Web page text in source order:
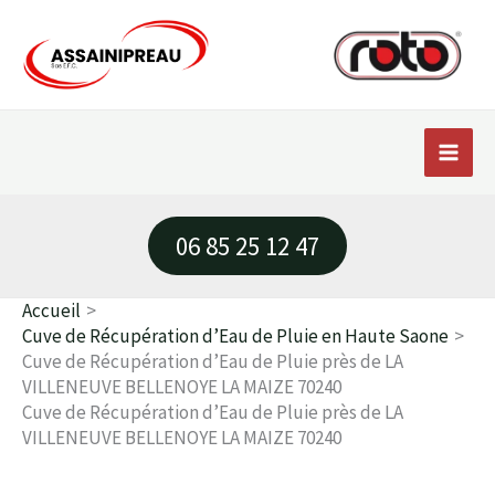
contenu
06 85 25 12 47
Accueil
Cuve de Récupération d’Eau de Pluie en Haute Saone
Cuve de Récupération d’Eau de Pluie près de LA
VILLENEUVE BELLENOYE LA MAIZE 70240
Cuve de Récupération d’Eau de Pluie près de LA
VILLENEUVE BELLENOYE LA MAIZE 70240